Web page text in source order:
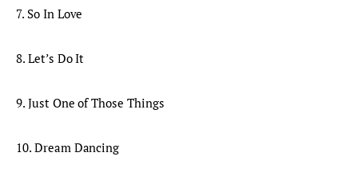
7. So In Love
8. Let’s Do It
9. Just One of Those Things
10. Dream Dancing